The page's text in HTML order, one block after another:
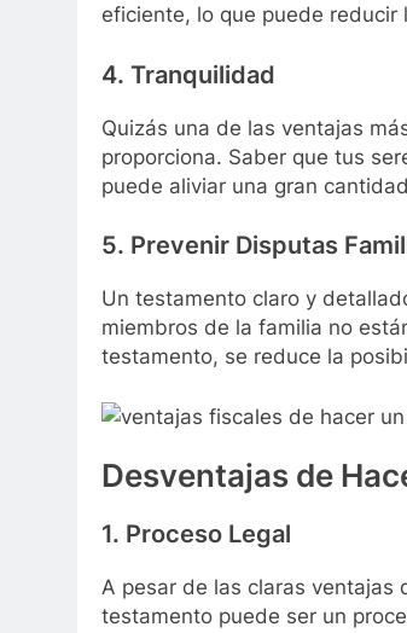
eficiente, lo que puede reducir
4. Tranquilidad
Quizás una de las ventajas
proporciona. Saber que tus
puede aliviar una gran
5. Prevenir Disputas
Un testamento claro y
miembros de la familia no
testamento, se reduce la
Desventajas de
1. Proceso Legal
A pesar de las claras
testamento puede ser un